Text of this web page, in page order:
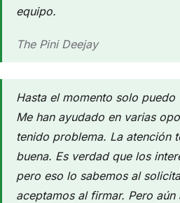
equipo.
The Pini Deejay
Hasta el momento solo puedo
Me han ayudado en varias
tenido problema. La atención
buena. Es verdad que los
pero eso lo sabemos al
aceptamos al firmar. Pero